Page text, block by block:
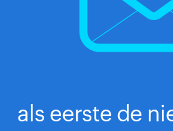
als eerste de